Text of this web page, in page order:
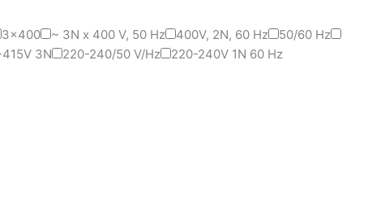
3x400 ~ 3N x 400 V, 50 Hz 400V, 2N, 60 Hz
50/60 Hz
3N 220-240/50 V/Hz
220-240V 1N 60 Hz